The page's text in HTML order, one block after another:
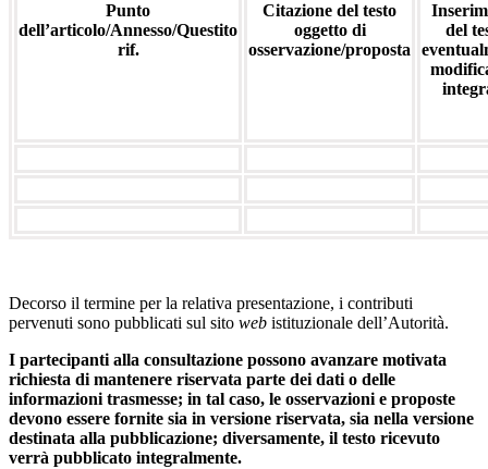
Punto
dell’articolo/Annesso/Questito
rif.
Citazione del testo
oggetto di
osservazione/proposta
del
Decorso il termine per la relativa presentazione, i contributi
pervenuti sono pubblicati sul sito web istituzionale dell’Autorità.
I partecipanti alla consultazione possono avanzare motivata
richiesta di mantenere riservata parte dei dati o delle
informazioni trasmesse; in tal caso, le osservazioni e proposte
devono essere fornite sia in versione riservata, sia nella versione
destinata alla pubblicazione; diversamente, il testo ricevuto
verrà pubblicato integralmente.